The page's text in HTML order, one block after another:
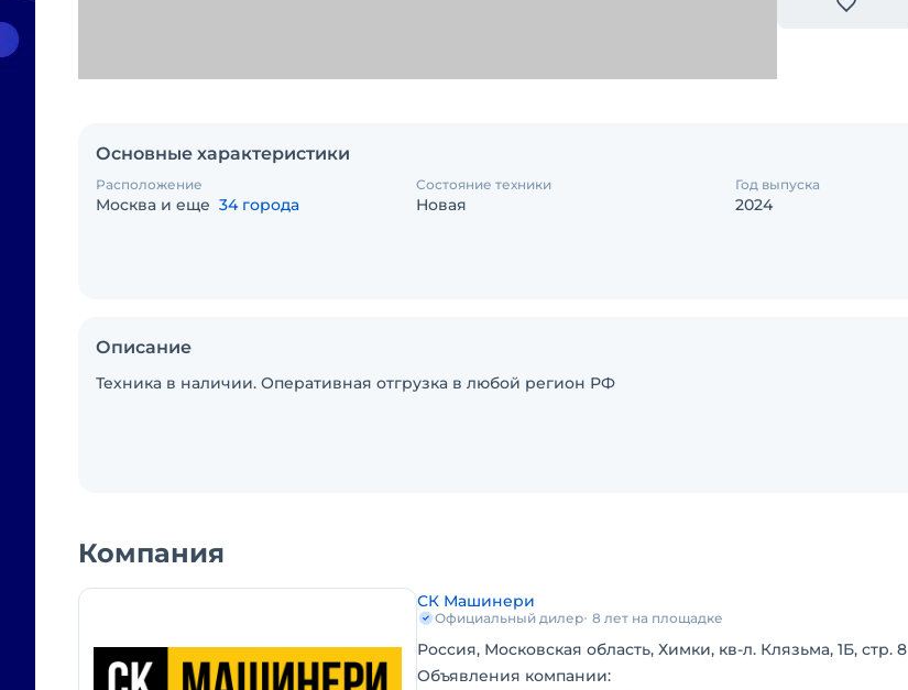
Основные характеристики
Расположение
Москва и еще 34 города
Состояние техники
Новая
Год выпуска
2024
Описание
Техника в наличии. Оперативная отгрузка в любой регион РФ
Компания
СК Машинери
Официальный дилер 8 лет на площадке
Россия, Московская область, Химки, кв-л. Клязьма, 1Б, стр. 8
Объявления компании: